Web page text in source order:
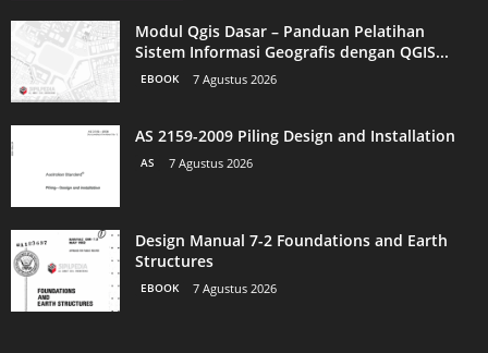
Modul Qgis Dasar – Panduan Pelatihan
Sistem Informasi Geografis dengan QGIS...
EBOOK 7 Agustus 2026
AS 2159-2009 Piling Design and Installation
AS 7 Agustus 2026
Design Manual 7-2 Foundations and Earth
Structures
EBOOK 7 Agustus 2026